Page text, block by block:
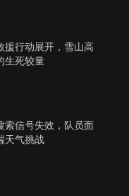
援行动展开，雪山高
生死较量
索信号失效，队员面
天气挑战